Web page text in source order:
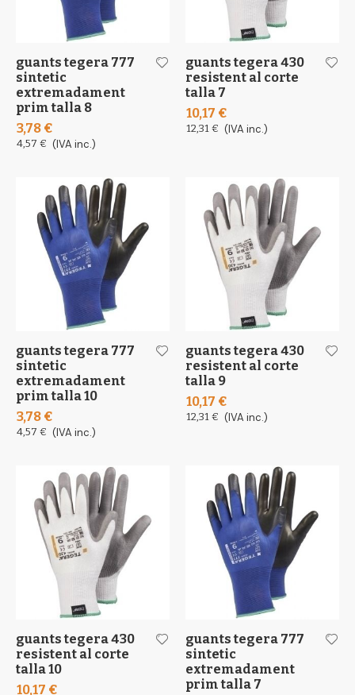
guants tegera 777
sintetic
extremadament
prim talla 8
3,78 €
4,57 € (IVA inc.)
guants tegera 430
resistent al corte
talla 7
10,17 €
12,31 € (IVA inc.)
guants tegera 777
sintetic
extremadament
prim talla 10
3,78 €
4,57 € (IVA inc.)
guants tegera 430
resistent al corte
talla 9
10,17 €
12,31 € (IVA inc.)
guants tegera 430
resistent al corte
talla 10
10,17 €
guants tegera 777
sintetic
extremadament
prim talla 7